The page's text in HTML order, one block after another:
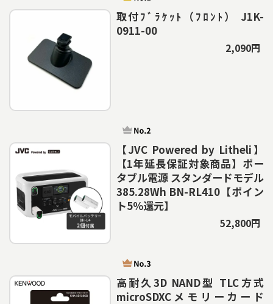
取付ﾌﾞﾗｹｯﾄ（ﾌﾛﾝﾄ） J1K-
0911-00
2,090円
【JVC Powered by Litheli】
【1年延長保証対象商品】ポー
タブル電源 スタンダードモデル
385.28Wh BN-RL410【ポイン
ト5％還元】
52,800円
高耐久3D NAND型 TLC方式
microSDXCメモリーカード